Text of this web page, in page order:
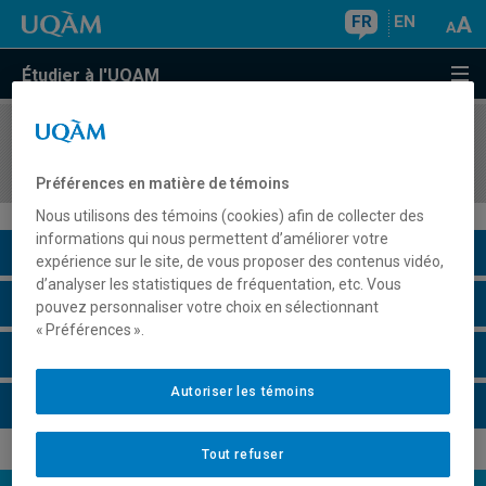
FR EN
Étudier à l'UQAM
COURS//
Description du cours
Horaire - Été 2026
Préférences en matière de témoins
Nous utilisons des témoins (cookies) afin de collecter des
informations qui nous permettent d’améliorer votre
expérience sur le site, de vous proposer des contenus vidéo,
d’analyser les statistiques de fréquentation, etc. Vous
pouvez personnaliser votre choix en sélectionnant
« Préférences ».
Tout refuser
Autoriser les témoins